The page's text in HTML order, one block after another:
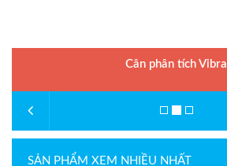
Cân phân tích Vibra
SẢN PHẨM XEM NHIỀU NHẤT